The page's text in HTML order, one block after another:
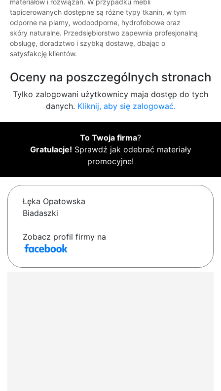
materiałów i rozwiązań. W przypadku mebli
tapicerowanych dostępne są różne typy tkanin, w tym
odporne na plamy, wodoodporne, hydrofobowe oraz
skóry naturalne. Przedsiębiorstwo zapewnia profesjonalną
obsługę, doradztwo i szybką dostawę, dbając o
satysfakcję klientów.
Oceny na poszczególnych stronach
Tylko zalogowani użytkownicy maja dostęp do tych
danych. Kliknij, aby się zalogować.
To Twoja firma?
Gratulacje! Sprawdź jak odebrać materiały
promocyjne!
Łęka Opatowska
Biadaszki
Zobacz profil firmy na